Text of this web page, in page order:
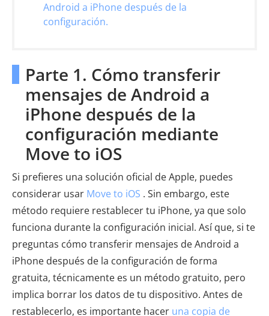
Android a iPhone después de la
configuración.
Parte 1. Cómo transferir
mensajes de Android a
iPhone después de la
configuración mediante
Move to iOS
Si prefieres una solución oficial de Apple, puedes
considerar usar Move to iOS . Sin embargo, este
método requiere restablecer tu iPhone, ya que solo
funciona durante la configuración inicial. Así que, si te
preguntas cómo transferir mensajes de Android a
iPhone después de la configuración de forma
gratuita, técnicamente es un método gratuito, pero
implica borrar los datos de tu dispositivo. Antes de
restablecerlo, es importante hacer una copia de